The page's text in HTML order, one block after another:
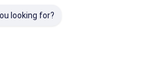
looking for?